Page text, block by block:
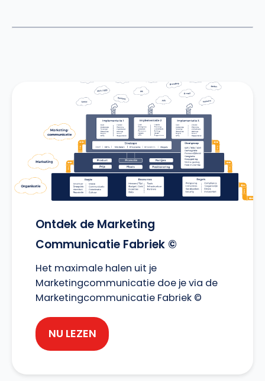
Ontdek de Marketing
Communicatie Fabriek ©
Het maximale halen uit je
Marketingcommunicatie doe je via de
Marketingcommunicatie Fabriek ©
NU LEZEN